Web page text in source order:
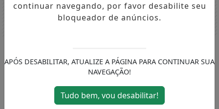
continuar navegando, por favor desabilite seu
bloqueador de anúncios.
APÓS DESABILITAR, ATUALIZE A PÁGINA PARA CONTINUAR SUA
NAVEGAÇÃO!
Tudo bem, vou desabilitar!